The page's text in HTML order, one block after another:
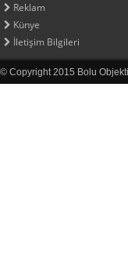
Reklam
Künye
İletişim Bilgileri
© Copyright 2015 Bolu